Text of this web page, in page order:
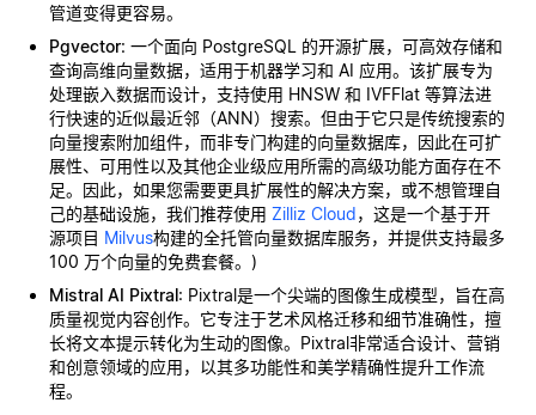
管道变得更容易。
Pgvector: 一个面向 PostgreSQL 的开源扩展，可高效存储和
查询高维向量数据，适用于机器学习和 AI 应用。该扩展专为
处理嵌入数据而设计，支持使用 HNSW 和 IVFFlat 等算法进
行快速的近似最近邻（ANN）搜索。但由于它只是传统搜索的
向量搜索附加组件，而非专门构建的向量数据库，因此在可扩
展性、可用性以及其他企业级应用所需的高级功能方面存在不
足。因此，如果您需要更具扩展性的解决方案，或不想管理自
己的基础设施，我们推荐使用 Zilliz Cloud，这是一个基于开
源项目 Milvus构建的全托管向量数据库服务，并提供支持最多
100 万个向量的免费套餐。)
Mistral AI Pixtral: Pixtral是一个尖端的图像生成模型，旨在高
质量视觉内容创作。它专注于艺术风格迁移和细节准确性，擅
长将文本提示转化为生动的图像。Pixtral非常适合设计、营销
和创意领域的应用，以其多功能性和美学精确性提升工作流
程。